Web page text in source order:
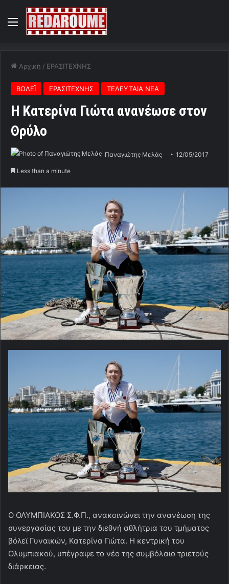
Menu
Αρχική / ΕΡΑΣΙΤΕΧΝΗΣ
ΒΟΛΕΪ ΕΡΑΣΙΤΕΧΝΗΣ ΤΕΛΕΥΤΑΙΑ ΝΕΑ
H Κατερίνα Γιώτα ανανέωσε στον
Θρύλο
Παναγιώτης Μελάς 12/05/2017
Less than a minute
O ΟΛΥΜΠΙΑΚΟΣ Σ.Φ.Π., ανακοινώνει την ανανέωση της
συνεργασίας του με την διεθνή αθλήτρια του τμήματος
βόλεϊ Γυναικών, Κατερίνα Γιώτα. Η κεντρική του
Ολυμπιακού, υπέγραψε το νέο της συμβόλαιο τριετούς
διάρκειας.